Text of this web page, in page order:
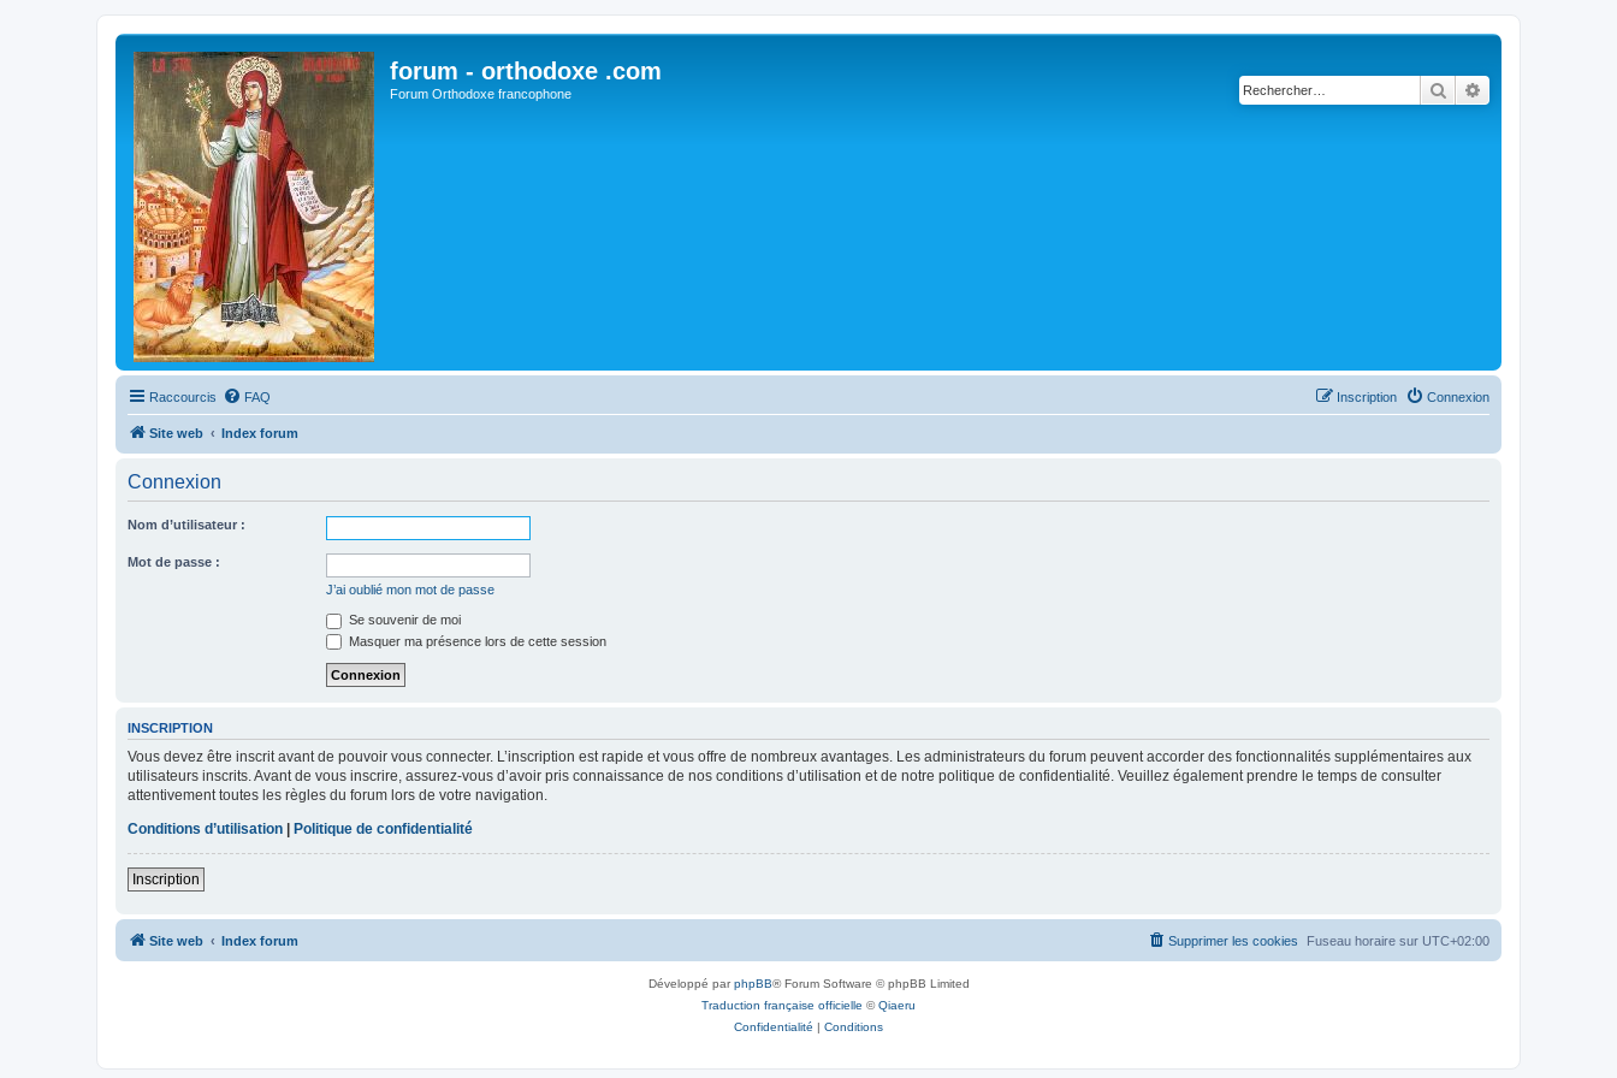
forum - orthodoxe .com
Forum Orthodoxe francophone Rechercher
Raccourcis FAQ Connexion
Inscription
Site web Index forum
Connexion
Nom d’utilisateur :
Mot de passe :
J’ai oublié mon mot de passe
Se souvenir de moi
Masquer ma présence lors de cette session
INSCRIPTION
Vous devez être inscrit avant de pouvoir vous connecter. L’inscription est rapide et vous offre de nombreux avantages. Les administrateurs du forum peuvent accorder des fonctionnalités supplémentaires aux
utilisateurs inscrits. Avant de vous inscrire, assurez-vous d’avoir pris connaissance de nos conditions d’utilisation et de notre politique de confidentialité. Veuillez également prendre le temps de consulter
attentivement toutes les règles du forum lors de votre navigation.
Conditions d’utilisation | Politique de confidentialité
Inscription
Site web Index forum Fuseau horaire sur UTC+02:00
Supprimer les cookies
Développé parphpBB® Forum Software © phpBB Limited
Traduction française officielle ©Qiaeru
Confidentialité | Conditions